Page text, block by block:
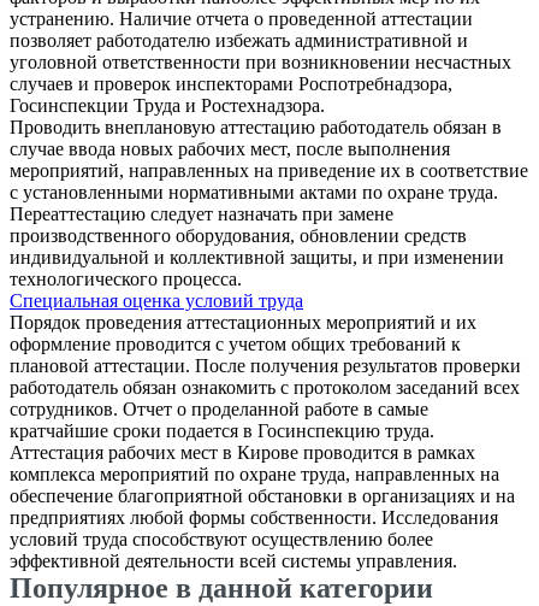
устранению. Наличие отчета о проведенной аттестации
позволяет работодателю избежать административной и
уголовной ответственности при возникновении несчастных
случаев и проверок инспекторами Роспотребнадзора,
Госинспекции Труда и Ростехнадзора.
Проводить внеплановую аттестацию работодатель обязан в
случае ввода новых рабочих мест, после выполнения
мероприятий, направленных на приведение их в соответствие
с установленными нормативными актами по охране труда.
Переаттестацию следует назначать при замене
производственного оборудования, обновлении средств
индивидуальной и коллективной защиты, и при изменении
технологического процесса.
Специальная оценка условий труда
Порядок проведения аттестационных мероприятий и их
оформление проводится с учетом общих требований к
плановой аттестации. После получения результатов проверки
работодатель обязан ознакомить с протоколом заседаний всех
сотрудников. Отчет о проделанной работе в самые
кратчайшие сроки подается в Госинспекцию труда.
Аттестация рабочих мест в Кирове проводится в рамках
комплекса мероприятий по охране труда, направленных на
обеспечение благоприятной обстановки в организациях и на
предприятиях любой формы собственности. Исследования
условий труда способствуют осуществлению более
эффективной деятельности всей системы управления.
Популярное в данной категории